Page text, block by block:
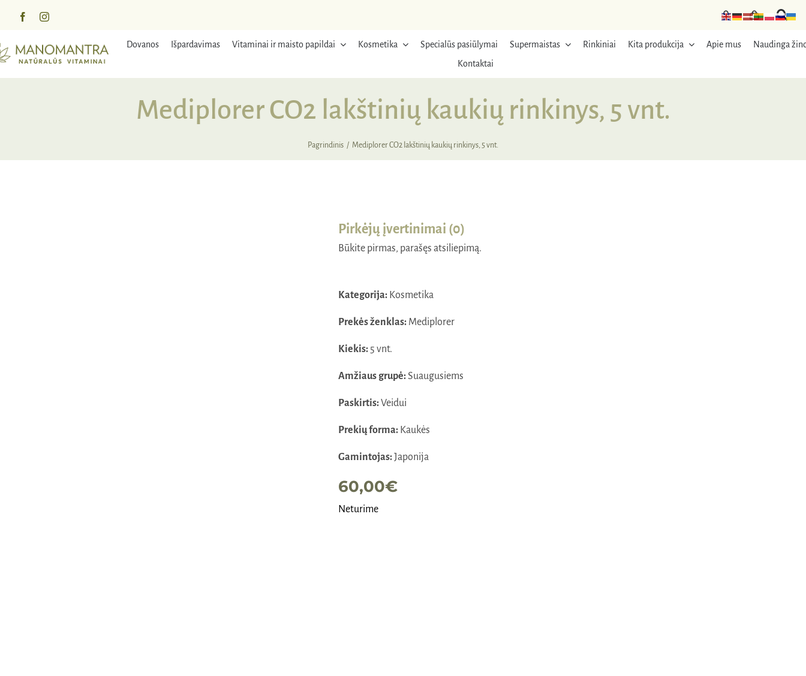
turinį
Dovanos Išpardavimas Vitaminai ir maisto papildai Kosmetika Specialūs pasiūlymai Supermaistas Rinkiniai Kita produkcija Apie mus
Naudinga
Kontaktai
Mediplorer CO2 lakštinių kaukių rinkinys, 5 vnt.
Pagrindinis Mediplorer CO2 lakštinių kaukių rinkinys, 5 vnt.
Pirkėjų įvertinimai (0)
Būkite pirmas, parašęs atsiliepimą.
Kategorija: Kosmetika
Prekės ženklas: Mediplorer
Kiekis: 5 vnt.
Amžiaus grupė:Suaugusiems
Paskirtis:Veidui
Prekių forma: Kaukės
Gamintojas:Japonija
60,00€
Neturime